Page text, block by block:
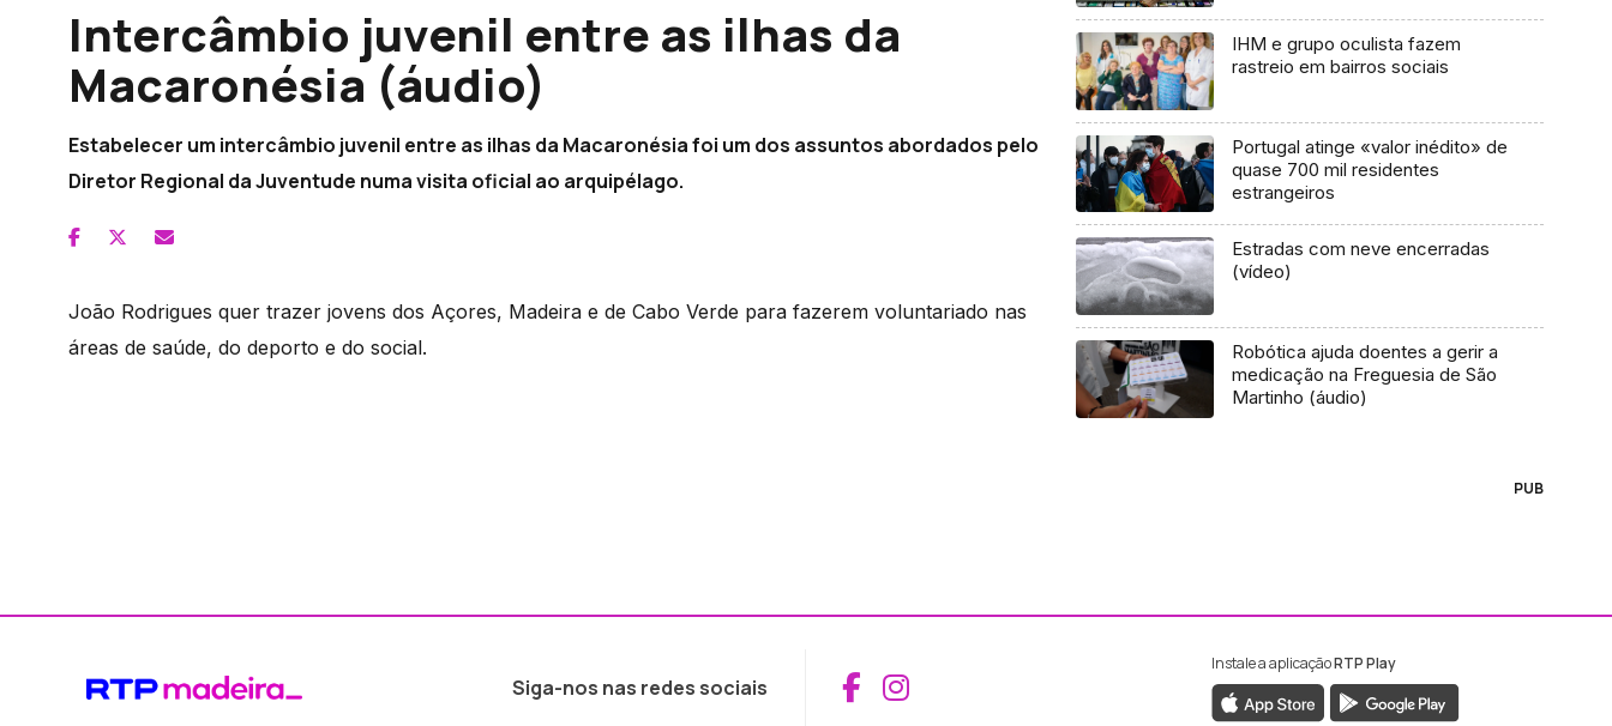
Intercâmbio juvenil entre as ilhas da
Macaronésia (áudio)
Estabelecer um intercâmbio juvenil entre as ilhas da Macaronésia foi um dos assuntos abordados pelo
Diretor Regional da Juventude numa visita oficial ao arquipélago.
João Rodrigues quer trazer jovens dos Açores, Madeira e de Cabo Verde para fazerem voluntariado nas
áreas de saúde, do deporto e do social.
IHM e grupo oculista fazem
rastreio em bairros sociais
Portugal atinge «valor inédito» de
quase 700 mil residentes
estrangeiros
Estradas com neve encerradas
(vídeo)
Robótica ajuda doentes a gerir a
medicação na Freguesia de São
Martinho (áudio)
PUB
Siga-nos nas redes sociais Aceder ao Facebook da RTP Madeira
Aceder ao Instagram da RTP Madeira
Instale a aplicaçãoRTP Play